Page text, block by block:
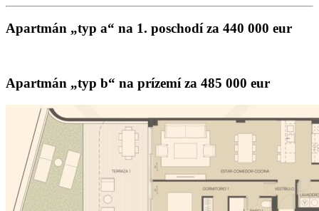
Apartmán „typ a“ na 1. poschodí za 440 000 eur
Apartmán „typ b“ na prízemí za 485 000 eur